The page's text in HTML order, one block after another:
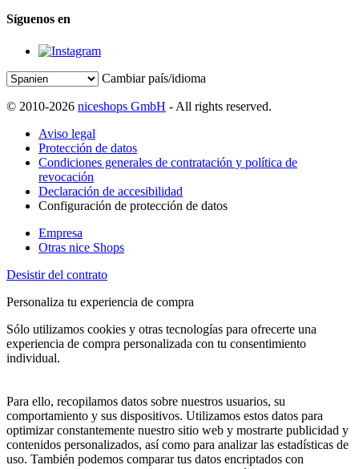
Síguenos en
Cambiar país/idioma
© 2010-2026 niceshops GmbH - All rights reserved.
Aviso legal
Protección de datos
Condiciones generales de contratación y política de
revocación
Declaración de accesibilidad
Configuración de protección de datos
Empresa
Otras nice Shops
Desistir del contrato
Personaliza tu experiencia de compra
Sólo utilizamos cookies y otras tecnologías para ofrecerte una
experiencia de compra personalizada con tu consentimiento
individual.
Para ello, recopilamos datos sobre nuestros usuarios, su
comportamiento y sus dispositivos. Utilizamos estos datos para
optimizar constantemente nuestro sitio web y mostrarte publicidad y
contenidos personalizados, así como para analizar las estadísticas de
uso. También podemos comparar tus datos encriptados con